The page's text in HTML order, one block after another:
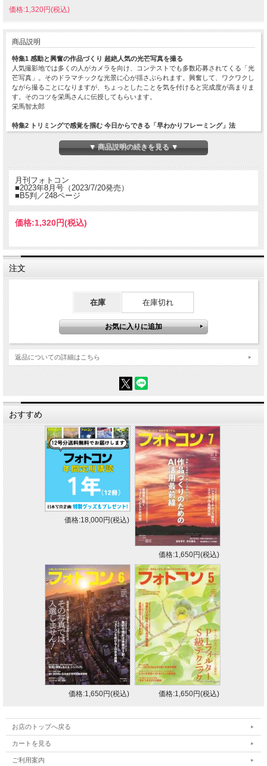
価格:1,320円(税込)
商品説明
特集1 感動と興奮の作品づくり 超絶人気の光芒写真を撮る
人気撮影地では多くの人がカメラを向け、コンテストでも多数応募されてくる「光
芒写真」。そのドラマチックな光景に心が揺さぶられます。興奮して、ワクワクし
ながら撮ることになりますが、ちょっとしたことを気を付けると完成度が高まりま
す。そのコツを栄馬さんに伝授してもらいます。
栄馬智太郎
特集2 トリミングで感覚を掴む 今日からできる「早わかりフレーミング」法
佐藤敦夫
本特集は、トリミングを推奨するものではありません。トリミングをすることで、
フレーミングの感覚を掴み、次回の撮影で活かそうという主旨です。今回はトリミ
ングによって学べる20のパターンを用意しました。トリミングの結果はもちろんで
す。
特集3 写真を見て・読んで・考える 6人の写真家が「芸術的」を表現する
長倉洋海／早坂華乃／水谷たかひと／小林紀晴／星野佑佳／高橋真澄
芸術的……というとどんな写真を連想するでしょうか。今回の６テーマの中でもっ
いです。皆さんも、ご自分の写真で「芸術的」と思うものがありましたら、ぜひ探
してみてください。
特集4 ハマる理由は「水描写」にあり！ 金魚フォトがアツイ
色鮮やかな尾びれを揺らし、涼しげに泳ぐ金魚は夏にぴったりの被写体です。しか
し、アングルが限られてしまうため、表情ばかりを追う水中の動物写真になってし
ターの使い方や、水描写をとらえる独特の設定方法をわかりやすく解説します。
▼ 商品説明の続きを見る ▼
月刊フォトコン
■2023年8月号（2023/7/20発売）
■B5判／248ページ
価格:1,320円(税込)
注文
在庫 在庫切れ
返品についての詳細はこちら
おすすめ
価格:18,000円(税込)
価格:1,650円(税込)
価格:1,650円(税込) 価格:1,650円(税込)
お店のトップへ戻る
カートを見る
ご利用案内